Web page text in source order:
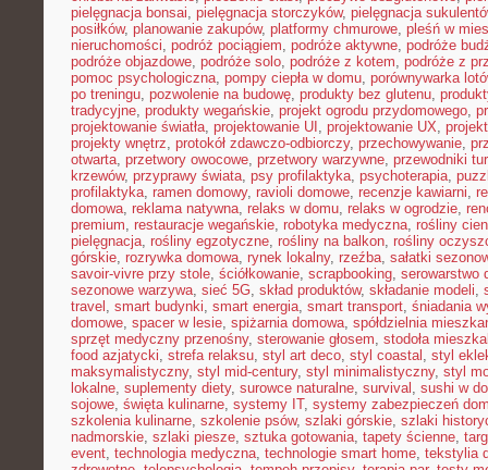
pielęgnacja bonsai, pielęgnacja storczyków, pielęgnacja
posiłków, planowanie zakupów, platformy chmurowe, pleśń w
nieruchomości, podróż pociągiem, podróże aktywne, podróże
podróże objazdowe, podróże solo, podróże z kotem, podróże z
pomoc psychologiczna, pompy ciepła w domu, porównywarka
po treningu, pozwolenie na budowę, produkty bez glutenu,
tradycyjne, produkty wegańskie, projekt ogrodu przydomowego,
projektowanie światła, projektowanie UI , projektowanie UX,
projekty wnętrz, protokół zdawczo-odbiorczy, przechowywanie,
otwarta, przetwory owocowe, przetwory warzywne, przewodniki
krzewów, przyprawy świata, psy profilaktyka, psychoterapia,
profilaktyka, ramen domowy, ravioli domowe, recenzje kawiarni,
domowa, reklama natywna, relaks w domu, relaks w ogrodzie,
premium, restauracje wegańskie, robotyka medyczna, rośliny
pielęgnacja, rośliny egzotyczne, rośliny na balkon, rośliny
górskie, rozrywka domowa, rynek lokalny, rzeźba, sałatki
savoir-vivre przy stole, ściółkowanie, scrapbooking, serowarstwo
sezonowe warzywa, sieć 5G, skład produktów, składanie modeli,
travel , smart budynki, smart energia, smart transport, śniadania
domowe, spacer w lesie, spiżarnia domowa, spółdzielnia
sprzęt medyczny przenośny, sterowanie głosem, stodoła
food azjatycki, strefa relaksu, styl art deco, styl coastal , styl
maksymalistyczny, styl mid-century, styl minimalistyczny, styl
lokalne, suplementy diety, surowce naturalne, survival , sushi w
sojowe, święta kulinarne, systemy IT, systemy zabezpieczeń
szkolenia kulinarne, szkolenie psów, szlaki górskie, szlaki
nadmorskie, szlaki piesze, sztuka gotowania, tapety ścienne,
event, technologia medyczna, technologie smart home, tekstylia